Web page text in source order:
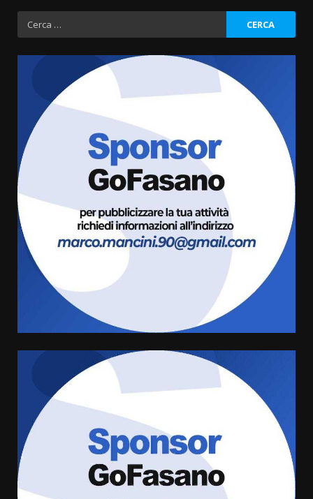
Ricerca
per:
Grazia Neglia, coordinatrice
cittadina di Fratelli d’Italia,
pronta a tornare in Consiglio
comunale
6 Agosto 2026 08:00
Cura dei beni comuni e
cittadinanza attiva: online
l’avviso per la gestione
condivisa della Villetta di
assoluta de “L’Albergo
Belvedere. Il rapimento”
6 Agosto 2026 06:15
Serie D, l’Us Fasano è escluso
dal campionato
5 Agosto 2026 17:30